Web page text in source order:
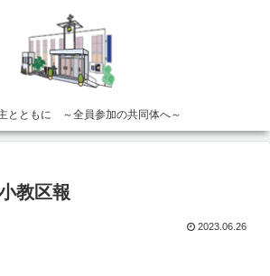
とともに ～全員参加の共同体へ～
教区報
2023.06.26